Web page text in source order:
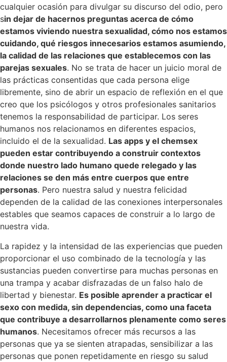
cualquier ocasión para divulgar su discurso del odio, pero
sin dejar de hacernos preguntas acerca de cómo
estamos viviendo nuestra sexualidad, cómo nos estamos
cuidando, qué riesgos innecesarios estamos asumiendo,
la calidad de las relaciones que establecemos con las
parejas sexuales. No se trata de hacer un juicio moral de
las prácticas consentidas que cada persona elige
libremente, sino de abrir un espacio de reflexión en el que
creo que los psicólogos y otros profesionales sanitarios
tenemos la responsabilidad de participar. Los seres
humanos nos relacionamos en diferentes espacios,
incluido el de la sexualidad. Las apps y el chemsex
pueden estar contribuyendo a construir contextos
donde nuestro lado humano quede relegado y las
relaciones se den más entre cuerpos que entre
personas. Pero nuestra salud y nuestra felicidad
dependen de la calidad de las conexiones interpersonales
estables que seamos capaces de construir a lo largo de
nuestra vida.
La rapidez y la intensidad de las experiencias que pueden
proporcionar el uso combinado de la tecnología y las
sustancias pueden convertirse para muchas personas en
una trampa y acabar disfrazadas de un falso halo de
libertad y bienestar. Es posible aprender a practicar el
sexo con medida, sin dependencias, como una faceta
que contribuye a desarrollarnos plenamente como seres
humanos. Necesitamos ofrecer más recursos a las
personas que ya se sienten atrapadas, sensibilizar a las
personas que ponen repetidamente en riesgo su salud